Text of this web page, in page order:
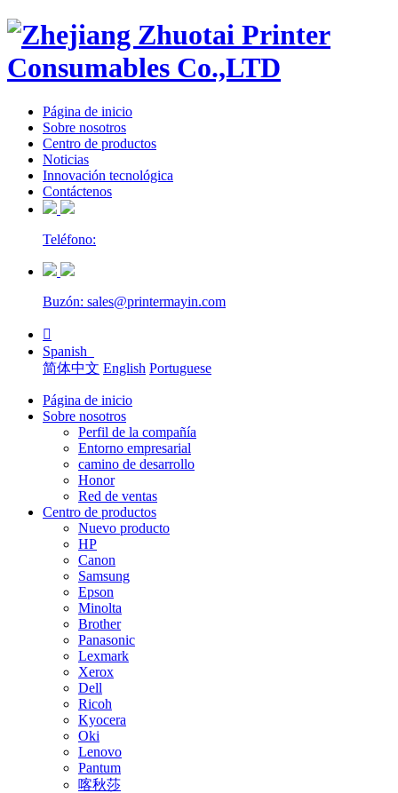
Página de inicio
Sobre nosotros
Centro de productos
Noticias
Innovación tecnológica
Contáctenos
Teléfono:
Buzón: sales@printermayin.com

Spanish
简体中文 English Portuguese
Página de inicio
Sobre nosotros
Perfil de la compañía
Entorno empresarial
camino de desarrollo
Honor
Red de ventas
Centro de productos
Nuevo producto
HP
Canon
Samsung
Epson
Minolta
Brother
Panasonic
Lexmark
Xerox
Dell
Ricoh
Kyocera
Oki
Lenovo
Pantum
喀秋莎